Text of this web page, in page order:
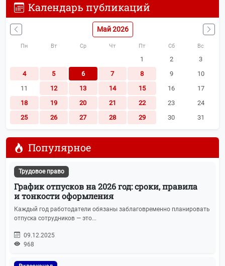
Календарь публикаций
Май 2026
Пн Вт Ср Чт Пт Сб Вс
1 2
3
4
5 6 7 8 9
10
11
12 13 14 15 16
17
18
19 20 21 22 23
24
25
26 27 28 29 30 31
Популярное
Трудовое право
График отпусков на 2026 год: сроки, правила
и тонкости оформления
Каждый год работодатели обязаны заблаговременно планировать
отпуска сотрудников — это...
09.12.2025
968